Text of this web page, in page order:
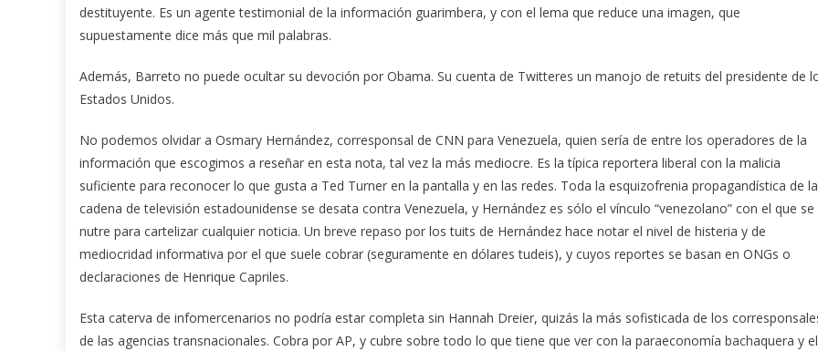
destituyente. Es un agente testimonial de la información guarimbera, y con el lema que reduce una imagen, que
supuestamente dice más que mil palabras.
Además, Barreto no puede ocultar su devoción por Obama. Su cuenta de Twitteres un manojo de retuits del presidente de
Estados Unidos.
No podemos olvidar a Osmary Hernández, corresponsal de CNN para Venezuela, quien sería de entre los operadores de la
información que escogimos a reseñar en esta nota, tal vez la más mediocre. Es la típica reportera liberal con la malicia
suficiente para reconocer lo que gusta a Ted Turner en la pantalla y en las redes. Toda la esquizofrenia propagandística de la
cadena de televisión estadounidense se desata contra Venezuela, y Hernández es sólo el vínculo “venezolano” con el que se
nutre para cartelizar cualquier noticia. Un breve repaso por los tuits de Hernández hace notar el nivel de histeria y de
mediocridad informativa por el que suele cobrar (seguramente en dólares tudeis), y cuyos reportes se basan en ONGs o
declaraciones de Henrique Capriles.
Esta caterva de infomercenarios no podría estar completa sin Hannah Dreier, quizás la más sofisticada de los
de las agencias transnacionales. Cobra por AP, y cubre sobre todo lo que tiene que ver con la paraeconomía bachaquera y el